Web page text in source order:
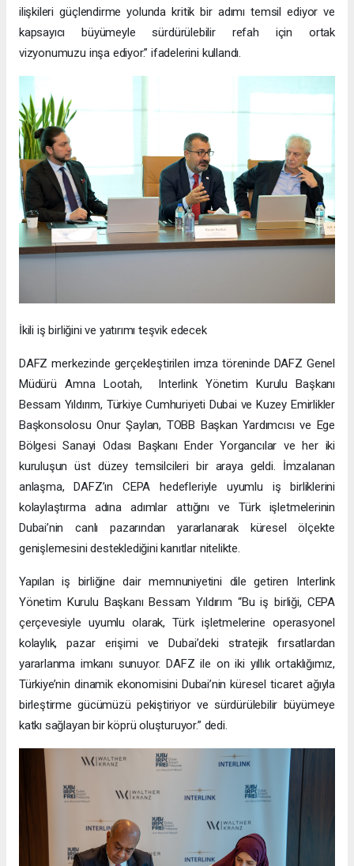
ilişkileri güçlendirme yolunda kritik bir adımı temsil ediyor ve
kapsayıcı büyümeyle sürdürülebilir refah için ortak
vizyonumuzu inşa ediyor.” ifadelerini kullandı.
İkili iş birliğini ve yatırımı teşvik edecek
DAFZ merkezinde gerçekleştirilen imza töreninde DAFZ Genel
Müdürü Amna Lootah, Interlink Yönetim Kurulu Başkanı
Bessam Yıldırım, Türkiye Cumhuriyeti Dubai ve Kuzey Emirlikler
Başkonsolosu Onur Şaylan, TOBB Başkan Yardımcısı ve Ege
Bölgesi Sanayi Odası Başkanı Ender Yorgancılar ve her iki
kuruluşun üst düzey temsilcileri bir araya geldi. İmzalanan
anlaşma, DAFZ’ın CEPA hedefleriyle uyumlu iş birliklerini
kolaylaştırma adına adımlar attığını ve Türk işletmelerinin
Dubai’nin canlı pazarından yararlanarak küresel ölçekte
genişlemesini desteklediğini kanıtlar nitelikte.
Yapılan iş birliğine dair memnuniyetini dile getiren Interlink
Yönetim Kurulu Başkanı Bessam Yıldırım “Bu iş birliği, CEPA
çerçevesiyle uyumlu olarak, Türk işletmelerine operasyonel
kolaylık, pazar erişimi ve Dubai’deki stratejik fırsatlardan
yararlanma imkanı sunuyor. DAFZ ile on iki yıllık ortaklığımız,
Türkiye’nin dinamik ekonomisini Dubai’nin küresel ticaret ağıyla
birleştirme gücümüzü pekiştiriyor ve sürdürülebilir büyümeye
katkı sağlayan bir köprü oluşturuyor.” dedi.